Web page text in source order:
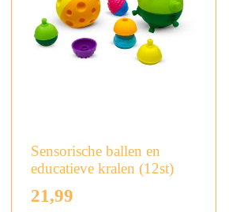
Sensorische ballen en
educatieve kralen (12st)
21,99